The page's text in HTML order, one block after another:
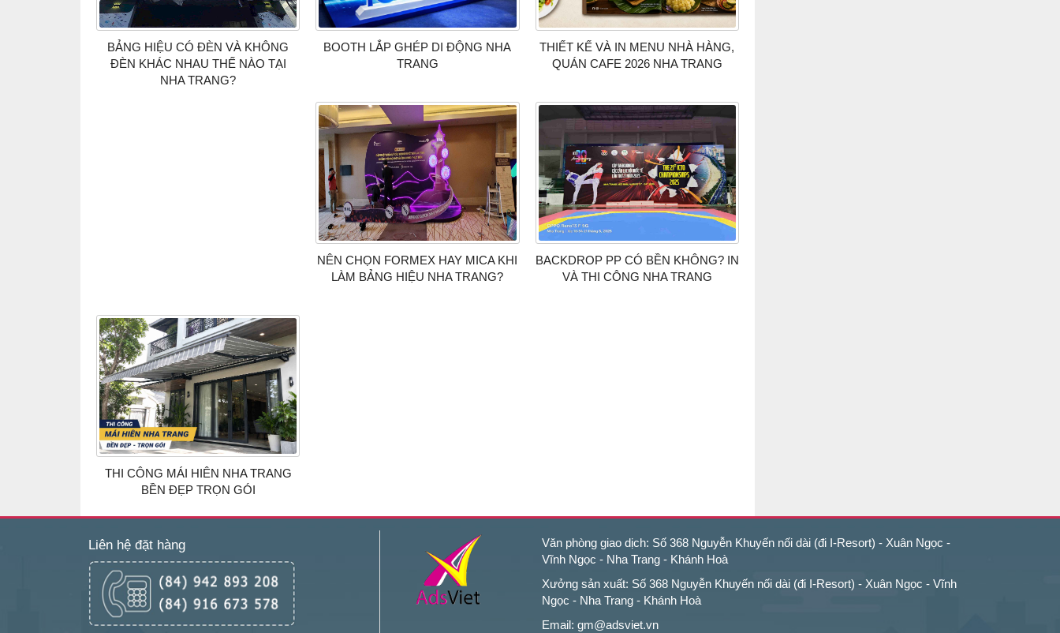
BẢNG HIỆU CÓ ĐÈN VÀ KHÔNG
ĐÈN KHÁC NHAU THẾ NÀO TẠI
NHA TRANG?
BOOTH LẮP GHÉP DI ĐỘNG NHA
TRANG
THIẾT KẾ VÀ IN MENU NHÀ HÀNG,
QUÁN CAFE 2026 NHA TRANG
NÊN CHỌN FORMEX HAY MICA KHI
LÀM BẢNG HIỆU NHA TRANG?
BACKDROP PP CÓ BỀN KHÔNG? IN
VÀ THI CÔNG NHA TRANG
THI CÔNG MÁI HIÊN NHA TRANG
BỀN ĐẸP TRỌN GÓI
Liên hệ đặt hàng
Văn phòng giao dịch: Số 368 Nguyễn Khuyến nối dài (đi I-Resort) - Xuân Ngọc -
Vĩnh Ngọc - Nha Trang - Khánh Hoà
Xưởng sản xuất: Số 368 Nguyễn Khuyến nối dài (đi I-Resort) - Xuân Ngọc - Vĩnh
Ngọc - Nha Trang - Khánh Hoà
Email: gm@adsviet.vn